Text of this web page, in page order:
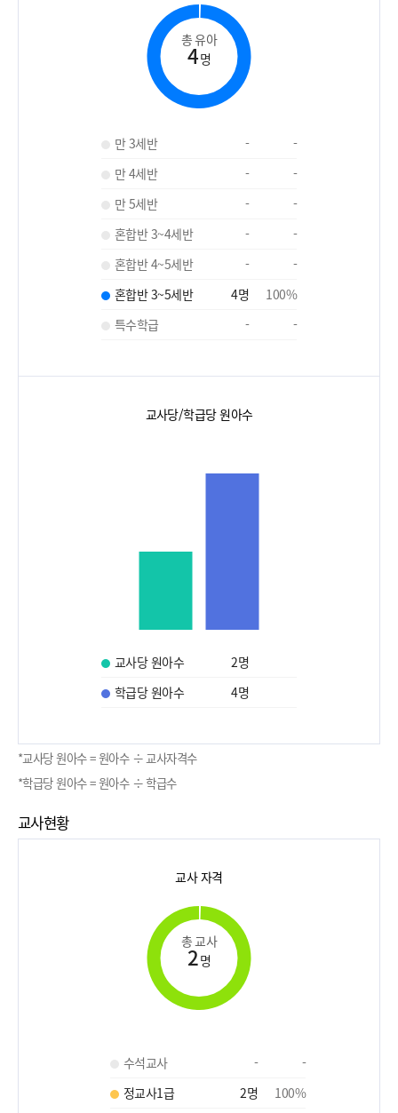
총 유아
4명
만 3세반 -
-
만 4세반
-
-
만 5세반
-
-
혼합반 3~4세반
-
-
혼합반 4~5세반
-
-
혼합반 3~5세반
4명 100%
특수학급
- -
교사당/학급당 원아수
교사당 원아수 2명
학급당 원아수
4명
*교사당 원아수 = 원아수 ÷ 교사자격수
*학급당 원아수 = 원아수 ÷ 학급수
교사현황
교사 자격
총 교사
2명
수석교사 -
-
정교사1급
2명 100%